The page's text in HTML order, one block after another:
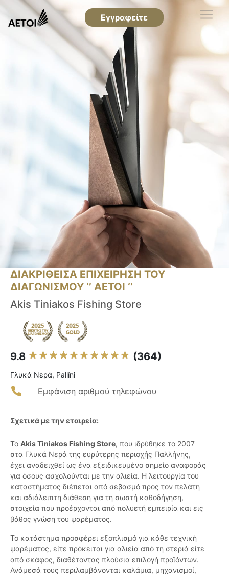
Εγγραφείτε
ΔΙΑΚΡΙΘΕΙΣΑ ΕΠΙΧΕΙΡΗΣΗ ΤΟΥ
ΔΙΑΓΩΝΙΣΜΟΥ ‘’ ΑΕΤΟΙ ‘’
Akis Tiniakos Fishing Store
9.8 (364)
Γλυκά Νερά, Pallíni
Εμφάνιση αριθμού τηλεφώνου
Σχετικά με την εταιρεία:
Το Akis Tiniakos Fishing Store, που ιδρύθηκε το 2007
στα Γλυκά Νερά της ευρύτερης περιοχής Παλλήνης,
έχει αναδειχθεί ως ένα εξειδικευμένο σημείο αναφοράς
για όσους ασχολούνται με την αλιεία. Η λειτουργία του
καταστήματος διέπεται από σεβασμό προς τον πελάτη
και αδιάλειπτη διάθεση για τη σωστή καθοδήγηση,
στοιχεία που προέρχονται από πολυετή εμπειρία και εις
βάθος γνώση του ψαρέματος.
Το κατάστημα προσφέρει εξοπλισμό για κάθε τεχνική
ψαρέματος, είτε πρόκειται για αλιεία από τη στεριά είτε
από σκάφος, διαθέτοντας πλούσια επιλογή προϊόντων.
Ανάμεσά τους περιλαμβάνονται καλάμια, μηχανισμοί,